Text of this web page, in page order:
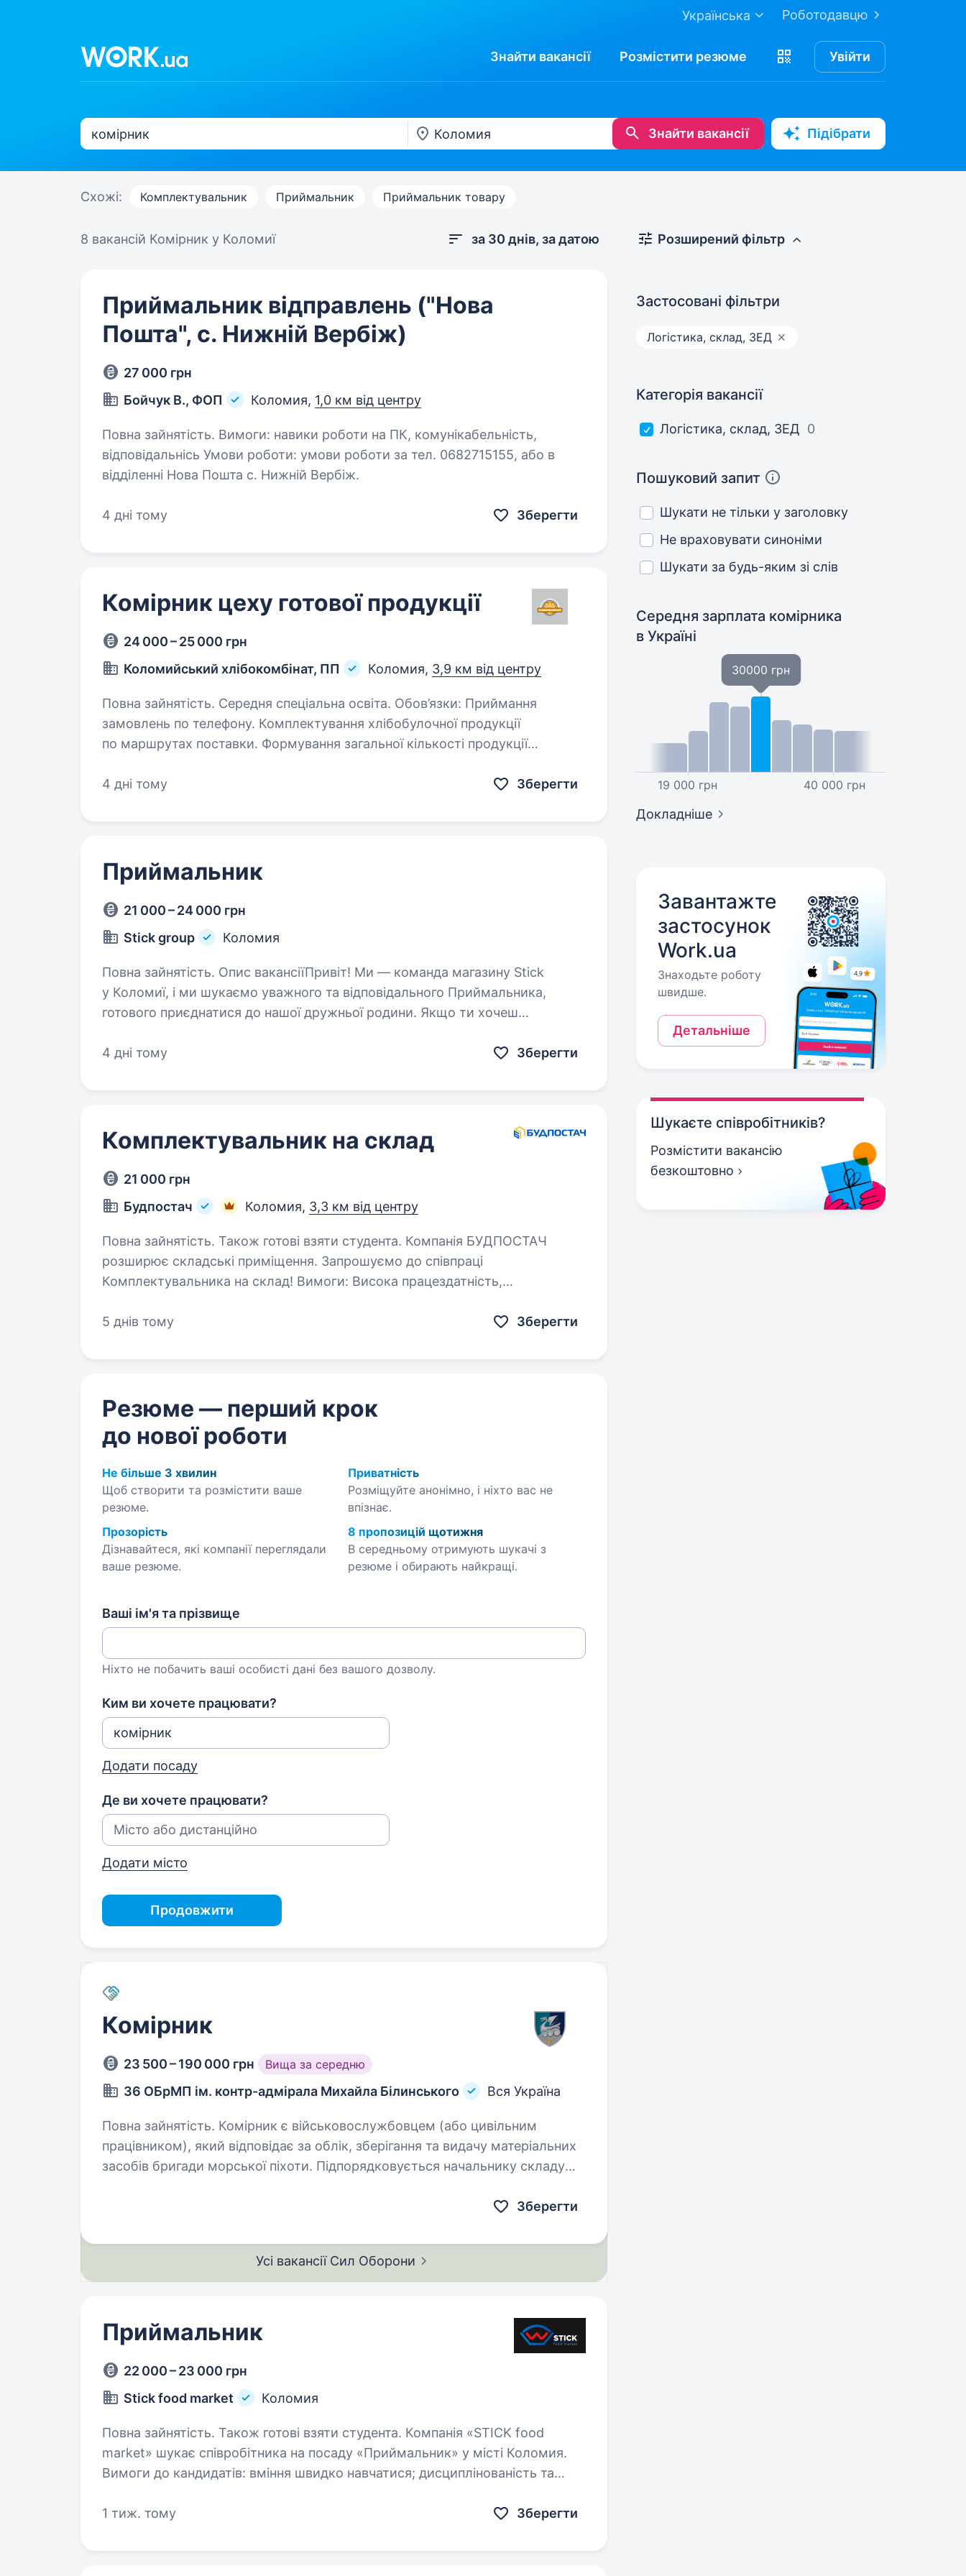
Роботодавцю
Українська
Знайти вакансії Розмістити резюме Увійти
Знайти вакансії Підібрати
Схожі: Комплектувальник Приймальник Приймальник товару
8 вакансій Комірник у Коломиї за 30 днів, за датою
Приймальник відправлень ("Нова
Пошта", с. Нижній Вербіж)
27 000 грн
Бойчук В., ФОП
Коломия, 1,0 км від центру
Повна зайнятість. Вимоги: навики роботи на ПК, комунікабельність,
відповідальнісь Умови роботи: умови роботи за тел. 0682715155, або в
відділенні Нова Пошта с. Нижній Вербіж.
4 дні тому Зберегти
Комірник цеху готової продукції
24 000 – 25 000 грн
Коломийський хлібокомбінат, ПП
Коломия, 3,9 км від центру
Повна зайнятість. Середня спеціальна освіта. Обов’язки: Приймання
замовлень по телефону. Комплектування хлібобулочної продукції
по маршрутах поставки. Формування загальної кількості продукції
4 дні тому
Зберегти
Приймальник
21 000 – 24 000 грн
Stick group
Коломия
Повна зайнятість. Опис вакансіїПривіт! Ми — команда магазину Stick
у Коломиї, і ми шукаємо уважного та відповідального Приймальника,
готового приєднатися до нашої дружньої родини. Якщо ти хочеш
4 дні тому
Зберегти
Комплектувальник на склад
21 000 грн
Будпостач
Коломия, 3,3 км від центру
Повна зайнятість. Також готові взяти студента. Компанія БУДПОСТАЧ
розширює складські приміщення. Запрошуємо до співпраці
Комплектувальника на склад! Вимоги: Висока працездатність,
витривалість,…
5 днів тому Зберегти
Резюме — перший крок
до нової роботи
Не більше 3 хвилин
Щоб створити та розмістити ваше
резюме.
Приватність
Розміщуйте анонімно, і ніхто вас не
впізнає.
Прозорість
Дізнавайтеся, які компанії переглядали
ваше резюме.
8 пропозицій щотижня
В середньому отримують шукачі з
резюме і обирають найкращі.
Ваші ім'я та прізвище
Ніхто не побачить ваші особисті дані без вашого дозволу.
Ким ви хочете працювати?
Додати посаду
Де ви хочете працювати?
Додати місто
Продовжити
Комірник
23 500 – 190 000 грн Вища за середню
36 ОБрМП ім. контр-адмірала Михайла Білинського Вся Україна
Повна зайнятість. Комірник є військовослужбовцем (або цивільним
працівником), який відповідає за облік, зберігання та видачу матеріальних
засобів бригади морської піхоти. Підпорядковується начальнику складу
Зберегти
Усі вакансії Сил Оборони
Приймальник
22 000 – 23 000 грн
Stick food market
Коломия
Повна зайнятість. Також готові взяти студента. Компанія «STICK food
market» шукає співробітника на посаду «Приймальник» у місті Коломия.
Вимоги до кандидатів: вміння швидко навчатися; дисциплінованість та
1 тиж. тому
Зберегти
Розширений фільтр
Застосовані фільтри
Логістика, склад, ЗЕД
Категорія вакансії
Логістика, склад, ЗЕД 0
Пошуковий запит
Шукати не тільки у заголовку
Не враховувати синоніми
Шукати за будь-яким зі слів
Середня зарплата комірника
в Україні
19 000 грн
30000 грн
40 000 грн
Докладніше
Завантажте
застосунок
Work.ua
Знаходьте роботу
швидше.
Детальніше
Шукаєте співробітників?
Розмістити вакансію
безкоштовно